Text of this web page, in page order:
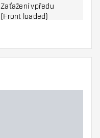
Zaťažení vpředu
(Front loaded)